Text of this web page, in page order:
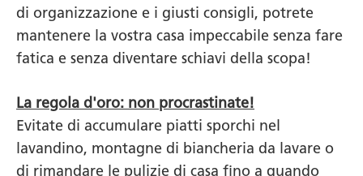
di organizzazione e i giusti consigli, potrete
mantenere la vostra casa impeccabile senza fare
fatica e senza diventare schiavi della scopa!
La regola d'oro: non procrastinate!
Evitate di accumulare piatti sporchi nel
lavandino, montagne di biancheria da lavare o
di rimandare le pulizie di casa fino a quando